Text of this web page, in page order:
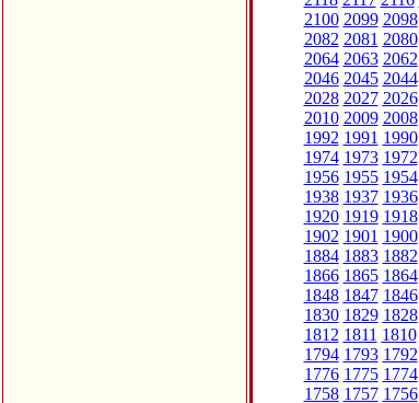
2100 2099 2098
2082 2081 2080
2064 2063 2062
2046 2045 2044
2028 2027 2026
2010 2009 2008
1992 1991 1990
1974 1973 1972
1956 1955 1954
1938 1937 1936
1920 1919 1918
1902 1901 1900
1884 1883 1882
1866 1865 1864
1848 1847 1846
1830 1829 1828
1812 1811 1810
1794 1793 1792
1776 1775 1774
1758 1757 1756